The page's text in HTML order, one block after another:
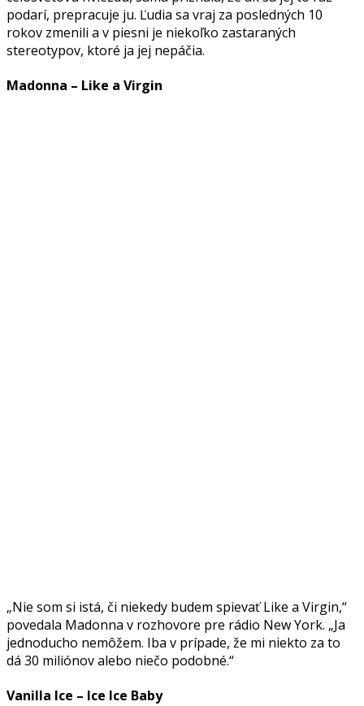
podarí, prepracuje ju. Ľudia sa vraj za posledných 10
rokov zmenili a v piesni je niekoľko zastaraných
stereotypov, ktoré ja jej nepáčia.
Madonna – Like a Virgin
„Nie som si istá, či niekedy budem spievať Like a Virgin,“
povedala Madonna v rozhovore pre rádio New York. „Ja
jednoducho nemôžem. Iba v prípade, že mi niekto za to
dá 30 miliónov alebo niečo podobné.“
Vanilla Ice – Ice Ice Baby